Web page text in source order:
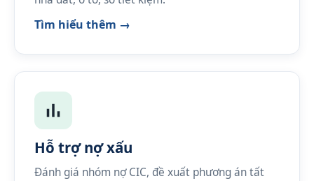
Tìm hiểu thêm →
Hỗ trợ nợ xấu
Đánh giá nhóm nợ CIC, đề xuất phương án tất